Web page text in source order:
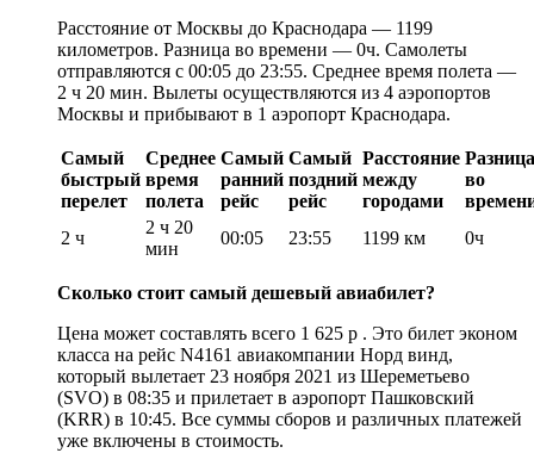
Расстояние от Москвы до Краснодара — 1199
километров. Разница во времени — 0ч. Самолеты
отправляются с 00:05 до 23:55. Среднее время полета —
2 ч 20 мин. Вылеты осуществляются из 4 аэропортов
Москвы и прибывают в 1 аэропорт Краснодара.
Самый
быстрый
перелет
Среднее
время
полета
Самый
ранний
рейс
Самый
поздний
рейс
Расстояние
между
городами
Разница
во
2 ч
2 ч 20
мин
00:05 23:55 1199 км 0ч
Сколько стоит самый дешевый авиабилет?
Цена может составлять всего 1 625 р . Это билет эконом
класса на рейс N4161 авиакомпании Норд винд,
который вылетает 23 ноября 2021 из Шереметьево
(SVO) в 08:35 и прилетает в аэропорт Пашковский
(KRR) в 10:45. Все суммы сборов и различных платежей
уже включены в стоимость.